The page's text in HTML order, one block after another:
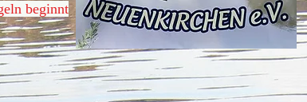
beginnt